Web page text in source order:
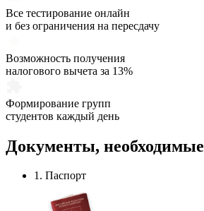
Все тестирование онлайн
и без ограничения на пересдачу
Возможность получения
налогового вычета за 13%
Формирование групп
студентов каждый день
Документы, необходимые
1. Паспорт